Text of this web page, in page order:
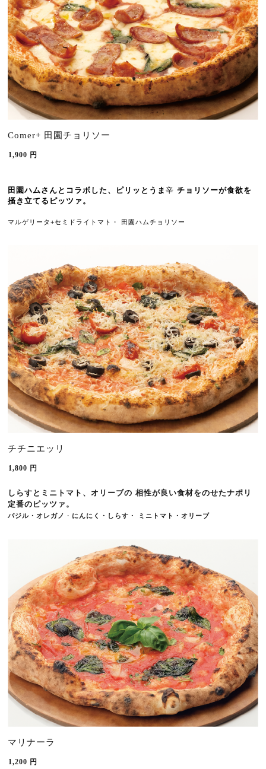
Comer+ 田園チョリソー
1,900 円
田園ハムさんとコラボした、ピリッとうま辛 チョリソーが食欲を
掻き立てるピッツァ。
マルゲリータ+セミドライトマト・ 田園ハムチョリソー
チチニエッリ
1,800 円
しらすとミニトマト、オリーブの 相性が良い食材をのせたナポリ
定番のピッツァ。
バジル・オレガノ ・ にんにく・しらす・ ミニトマト・オリーブ
マリナーラ
1,200 円